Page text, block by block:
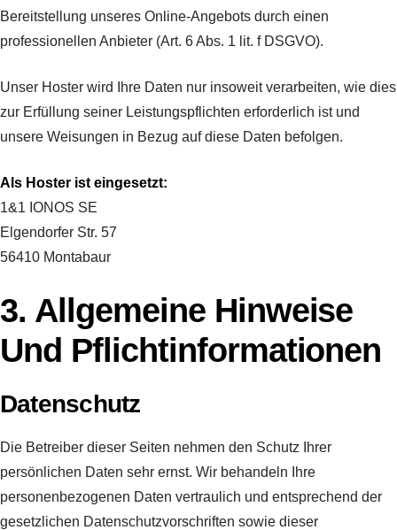
Bereitstellung unseres Online-Angebots durch einen
professionellen Anbieter (Art. 6 Abs. 1 lit. f DSGVO).
Unser Hoster wird Ihre Daten nur insoweit verarbeiten, wie dies
zur Erfüllung seiner Leistungspflichten erforderlich ist und
unsere Weisungen in Bezug auf diese Daten befolgen.
Als Hoster ist eingesetzt:
1&1 IONOS SE
Elgendorfer Str. 57
56410 Montabaur
3. Allgemeine Hinweise
Und Pflichtinformationen
Datenschutz
Die Betreiber dieser Seiten nehmen den Schutz Ihrer
persönlichen Daten sehr ernst. Wir behandeln Ihre
personenbezogenen Daten vertraulich und entsprechend der
gesetzlichen Datenschutzvorschriften sowie dieser